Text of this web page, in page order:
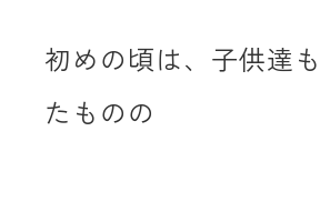
初めの頃は、子供達
たものの